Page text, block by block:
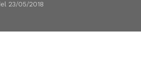
23/05/2018